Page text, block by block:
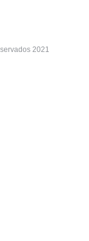
2021